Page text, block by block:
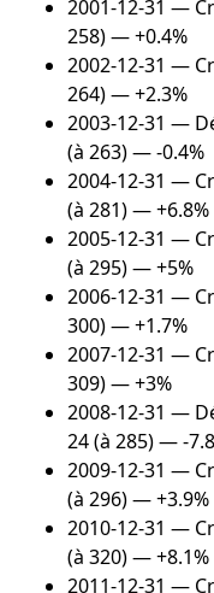
2001-12-31 —
258) — +0.4%
2002-12-31 —
264) — +2.3%
2003-12-31 —
(à 263) — -0.4%
2004-12-31 —
(à 281) — +6.8%
2005-12-31 —
(à 295) — +5%
2006-12-31 —
300) — +1.7%
2007-12-31 —
309) — +3%
2008-12-31 —
24 (à 285) — -
2009-12-31 —
(à 296) — +3.9%
2010-12-31 —
(à 320) — +8.1%
2011-12-31 —